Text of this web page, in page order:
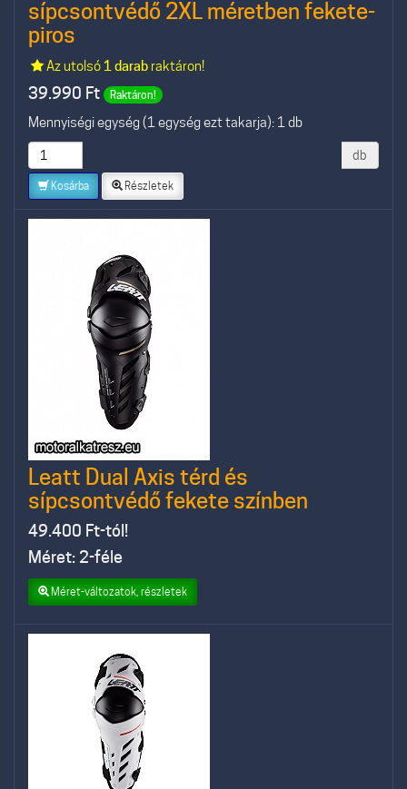
sípcsontvédő 2XL méretben fekete-
piros
Az utolsó 1 darabraktáron!
39.990 Ft Raktáron!
Mennyiségi egység (1 egység ezt takarja): 1 db
db
Kosárba Részletek
Leatt Dual Axis térd és
sípcsontvédő fekete színben
49.400 Ft-tól!
Méret: 2-féle
Méret-változatok, részletek